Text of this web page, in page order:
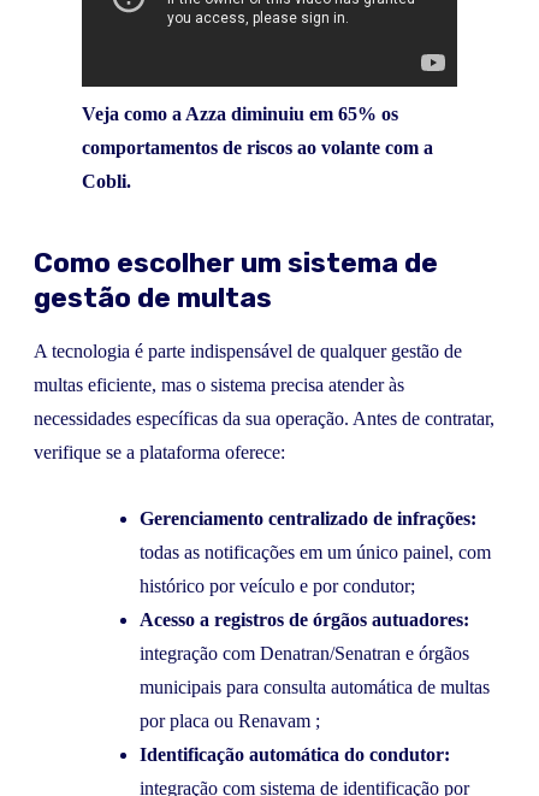
Veja como a Azza diminuiu em 65% os
comportamentos de riscos ao volante com a
Cobli.
Como escolher um sistema de
gestão de multas
A tecnologia é parte indispensável de qualquer gestão de
multas eficiente, mas o sistema precisa atender às
necessidades específicas da sua operação. Antes de contratar,
verifique se a plataforma oferece:
Gerenciamento centralizado de infrações:
todas as notificações em um único painel, com
histórico por veículo e por condutor;
Acesso a registros de órgãos autuadores:
integração com Denatran/Senatran e órgãos
municipais para consulta automática de multas
por placa ou Renavam ;
Identificação automática do condutor:
integração com sistema de identificação por